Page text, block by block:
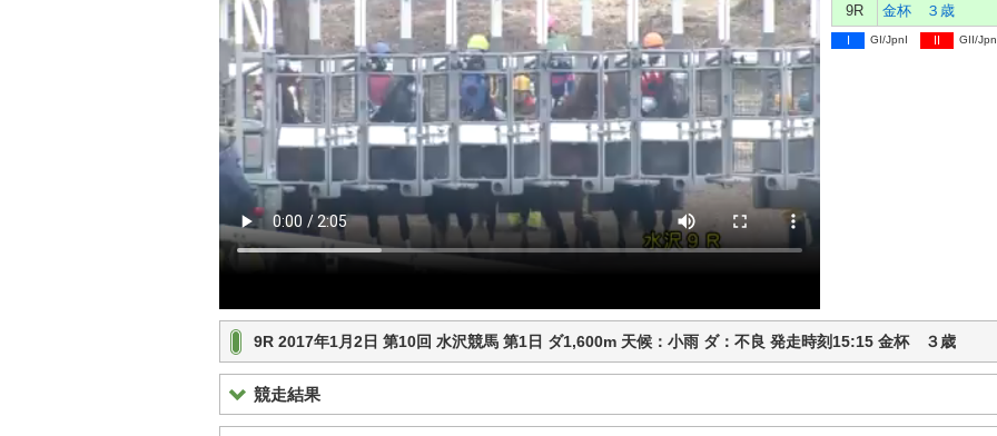
9R
金杯 ３歳
I GI/JpnI II GII/
9R 2017年1月2日 第10回 水沢競馬 第1日 ダ1,600m 天候：小雨 ダ：不良 発走時刻15:15 金杯 ３歳
競走結果